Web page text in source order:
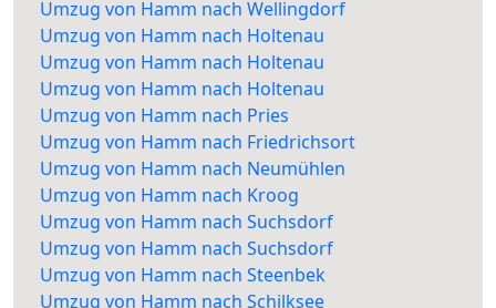
Umzug von Hamm nach Wellingdorf
Umzug von Hamm nach Holtenau
Umzug von Hamm nach Holtenau
Umzug von Hamm nach Holtenau
Umzug von Hamm nach Pries
Umzug von Hamm nach Friedrichsort
Umzug von Hamm nach Neumühlen
Umzug von Hamm nach Kroog
Umzug von Hamm nach Suchsdorf
Umzug von Hamm nach Suchsdorf
Umzug von Hamm nach Steenbek
Umzug von Hamm nach Schilksee